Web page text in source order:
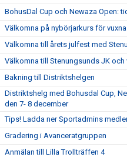
BohusDal Cup och Newaza Open:
Välkomna på nybörjarkurs för vuxna
Välkomna till årets julfest med
Välkomna till Stenungsunds JK och
Bakning till Distriktshelgen
Distriktshelg med Bohusdal Cup,
den 7- 8 december
Tips! Ladda ner Sportadmins
Gradering i Avanceratgruppen
Anmälan till Lilla Trollträffen 4